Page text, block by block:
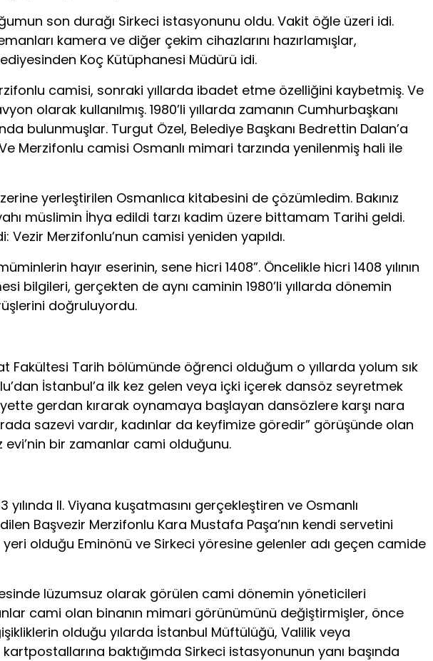
son durağı Sirkeci istasyonunu oldu. Vakit öğle üzeri idi.
kamera ve diğer çekim cihazlarını hazırlamışlar,
Koç Kütüphanesi Müdürü idi.
camisi, sonraki yıllarda ibadet etme özelliğini kaybetmiş. Ve
olarak kullanılmış. 1980’li yıllarda zamanın Cumhurbaşkanı
bulunmuşlar. Turgut Özel, Belediye Başkanı Bedrettin Dalan’a
Merzifonlu camisi Osmanlı mimari tarzında yenilenmiş hali ile
yerleştirilen Osmanlıca kitabesini de çözümledim. Bakınız
müslimin İhya edildi tarzı kadim üzere bittamam Tarihi geldi.
Vezir Merzifonlu’nun camisi yeniden yapıldı.
hayır eserinin, sene hicri 1408”. Öncelikle hicri 1408 yılının
bilgileri, gerçekten de aynı caminin 1980’li yıllarda dönemin
doğruluyordu.
Fakültesi Tarih bölümünde öğrenci olduğum o yıllarda yolum sık
İstanbul’a ilk kez gelen veya içki içerek dansöz seyretmek
gerdan kırarak oynamaya başlayan dansözlere karşı nara
sazevi vardır, kadınlar da keyfimize göredir” görüşünde olan
evi’nin bir zamanlar cami olduğunu.
II. Viyana kuşatmasını gerçekleştiren ve Osmanlı
Başvezir Merzifonlu Kara Mustafa Paşa’nın kendi servetini
olduğu Eminönü ve Sirkeci yöresine gelenler adı geçen camide
lüzumsuz olarak görülen cami dönemin yöneticileri
cami olan binanın mimari görünümünü değiştirmişler, önce
olduğu yılarda İstanbul Müftülüğü, Valilik veya
baktığımda Sirkeci istasyonunun yanı başında